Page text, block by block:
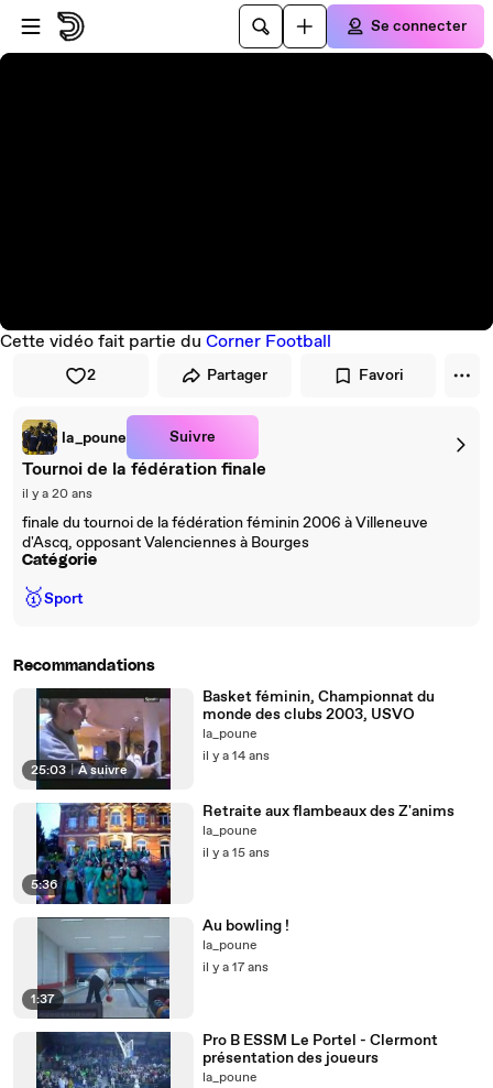
Passer au player
Passer au contenu principal
Se connecter
Cette vidéo fait partie du Corner Football
2 Partager Favori
la_poune Suivre
Tournoi de la fédération finale
il y a 20 ans
finale du tournoi de la fédération féminin 2006 à Villeneuve
d'Ascq, opposant Valenciennes à Bourges
Catégorie
🥇Sport
Recommandations
25:03 | À suivre
Basket féminin, Championnat du
monde des clubs 2003, USVO
la_poune
il y a 14 ans
5:36
Retraite aux flambeaux des Z'anims
la_poune
il y a 15 ans
1:37
Au bowling !
la_poune
il y a 17 ans
Pro B ESSM Le Portel - Clermont
présentation des joueurs
la_poune